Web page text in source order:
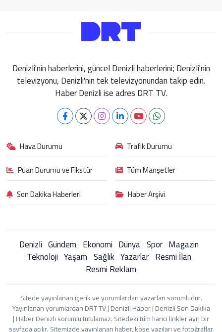
Denizli'nin haberlerini, güncel Denizli haberlerini; Denizli'nin
televizyonu, Denizli'nin tek televizyonundan takip edin.
Haber Denizli ise adres DRT TV.
Hava Durumu
Trafik Durumu
Puan Durumu ve Fikstür
Tüm Manşetler
Son Dakika Haberleri
Haber Arşivi
Denizli Gündem Ekonomi Dünya Spor Magazin
Teknoloji Yaşam Sağlık Yazarlar Resmi İlan
Resmi Reklam
Sitede yayınlanan içerik ve yorumlardan yazarları sorumludur.
Yayınlanan yorumlardan DRT TV | Denizli Haber | Denizli Son Dakika
| Haber Denizli sorumlu tutulamaz. Sitedeki tüm harici linkler ayrı bir
sayfada açılır. Sitemizde yayınlanan haber, köşe yazıları ve fotoğraflar